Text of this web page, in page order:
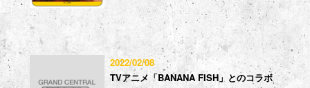
2022/02/08
TVアニメ「BANANA FISH」とのコラボ